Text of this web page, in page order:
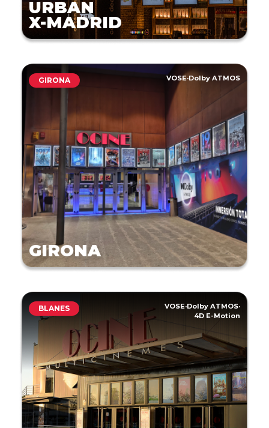
URBAN
X-MADRID
GIRONA VOSE·Dolby ATMOS
GIRONA
BLANES VOSE·Dolby ATMOS·
4D E-Motion